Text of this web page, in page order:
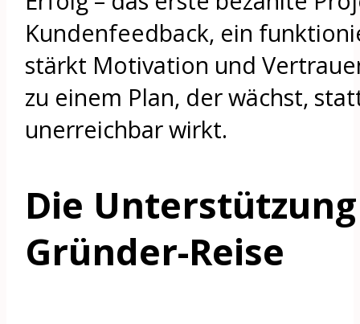
Kundenfeedback, ein
stärkt Motivation und
zu einem Plan, der wächst,
unerreichbar wirkt.
Die
Gründer-Reise